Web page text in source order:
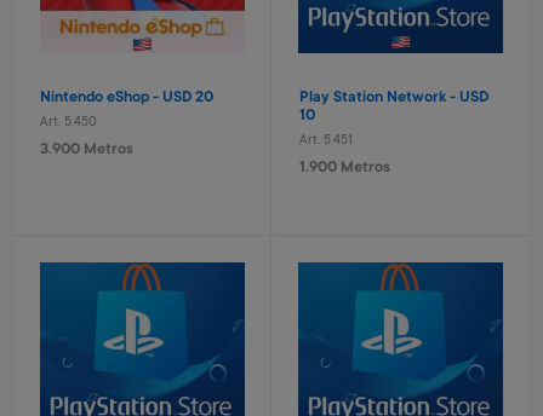
260 Metros + 4 x $90
380 Metros + 4 x $120
Puzzle progresivo Bluey
Art. 1.979
380 Metros + 4 x $120
Juego de bingo Bluey
Art. 1.980
280 Metros + 4 x $90
Nintendo eShop - USD 20
Art. 5.450
3.900 Metros
Play Station Network - USD
10
Art. 5.451
1.900 Metros